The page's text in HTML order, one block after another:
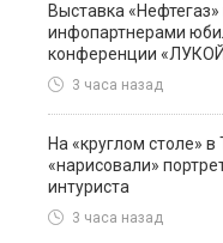
Выставка
инфопартнерами
конференции
3 часа назад
На «круглом столе»
«нарисовали»
интуриста
3 часа назад